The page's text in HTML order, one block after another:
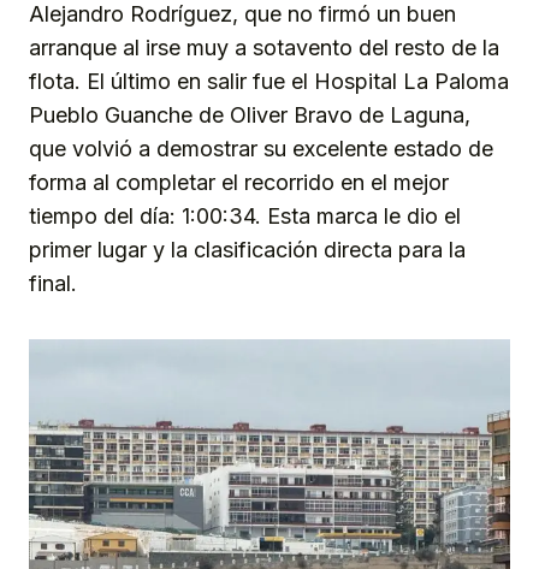
Alejandro Rodríguez, que no firmó un buen
arranque al irse muy a sotavento del resto de la
flota. El último en salir fue el Hospital La Paloma
Pueblo Guanche de Oliver Bravo de Laguna,
que volvió a demostrar su excelente estado de
forma al completar el recorrido en el mejor
tiempo del día: 1:00:34. Esta marca le dio el
primer lugar y la clasificación directa para la
final.